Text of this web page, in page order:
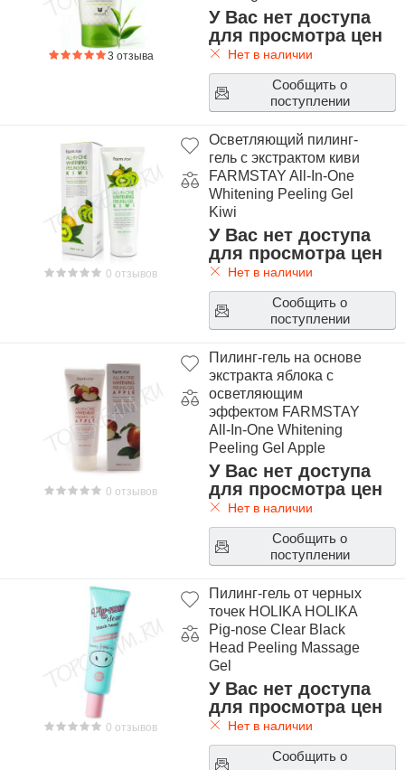
3 отзыва
У Вас нет доступа
для просмотра цен
Нет в наличии
Сообщить о
поступлении
0 отзывов
Осветляющий пилинг-
гель с экстрактом киви
FARMSTAY All-In-One
Whitening Peeling Gel
Kiwi
У Вас нет доступа
для просмотра цен
Нет в наличии
Сообщить о
поступлении
0 отзывов
Пилинг-гель на основе
экстракта яблока с
осветляющим
эффектом FARMSTAY
All-In-One Whitening
Peeling Gel Apple
У Вас нет доступа
для просмотра цен
Нет в наличии
Сообщить о
поступлении
0 отзывов
Пилинг-гель от черных
точек HOLIKA HOLIKA
Pig-nose Clear Black
Head Peeling Massage
Gel
У Вас нет доступа
для просмотра цен
Нет в наличии
Сообщить о